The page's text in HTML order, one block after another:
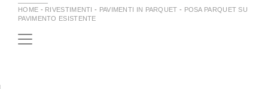
HOME - RIVESTIMENTI - PAVIMENTI IN PARQUET - POSA PARQUET SU
PAVIMENTO ESISTENTE